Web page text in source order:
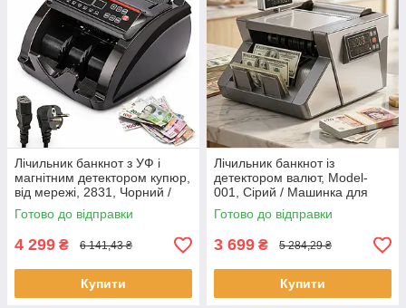
Лічильник банкнот з УФ і
магнітним детектором купюр,
від мережі, 2831, Чорний /
Рахункова машинка /
Машинка для рахунку грошей
Готово до відправки
4 299 ₴ 6 141,43 ₴
Купити
Лічильник банкнот із
детектором валют, Model-
001, Сірий / Машинка для
рахунку грошей / Рахункова
машинка для грошей
Готово до відправки
3 699 ₴ 5 284,29 ₴
Купити